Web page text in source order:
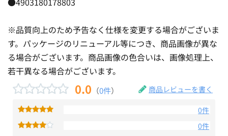
※品質向上のため予告なく仕様を変更する場合がございま
す。パッケージのリニューアル等につき、商品画像が異な
る場合がございます。商品画像の色合いは、画像処理上、
若干異なる場合がございます。
0.0 （0件） 商品レビューを書く
0件
0件